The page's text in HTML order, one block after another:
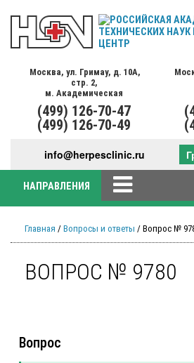
Москва, ул. Гримау, д. 10А,
стр. 2,
м. Академическая
(499) 126-70-47
(499) 126-70-49
info@herpesclinic.ru
НАПРАВЛЕНИЯ
Главная / Вопросы и ответы / Вопрос №
ВОПРОС № 9780
Вопрос